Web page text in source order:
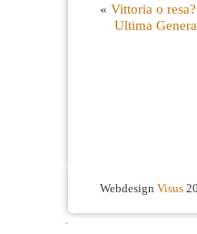
« Vittoria o resa?
Ultima
Webdesign Visus